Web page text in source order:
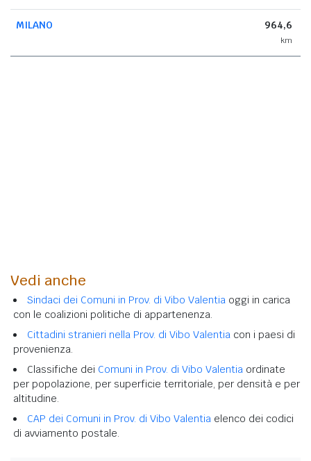
MILANO 964,6
km
Vedi anche
Sindaci dei Comuni in Prov. di Vibo Valentia oggi in carica
con le coalizioni politiche di appartenenza.
Cittadini stranieri nella Prov. di Vibo Valentia con i paesi di
provenienza.
Classifiche dei Comuni in Prov. di Vibo Valentia ordinate
per popolazione, per superficie territoriale, per densità e per
altitudine.
CAP dei Comuni in Prov. di Vibo Valentia elenco dei codici
di avviamento postale.